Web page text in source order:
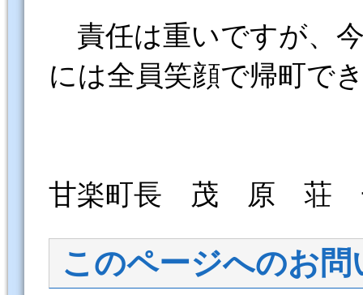
責任は重いですが、
には全員笑顔で帰町で
甘楽町長 茂 原 荘
このページへのお問